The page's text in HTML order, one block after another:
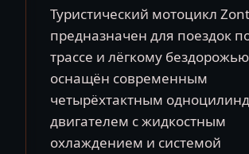
Туристический мотоцикл
предназначен для поездок
трассе и лёгкому
оснащён современным
четырёхтактным
двигателем с жидкостным
охлаждением и системой